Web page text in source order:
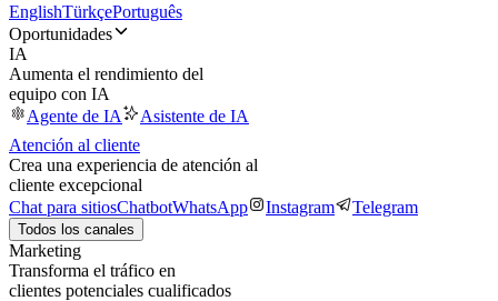
EnglishTürkçePortuguês
Oportunidades
IA
Aumenta el rendimiento del
equipo con IA
Agente de IA
Asistente de IA
Atención al cliente
Crea una experiencia de atención al
cliente excepcional
Chat para sitiosChatbotWhatsApp Instagram Telegram
Todos los canales
Marketing
Transforma el tráfico en
clientes potenciales cualificados